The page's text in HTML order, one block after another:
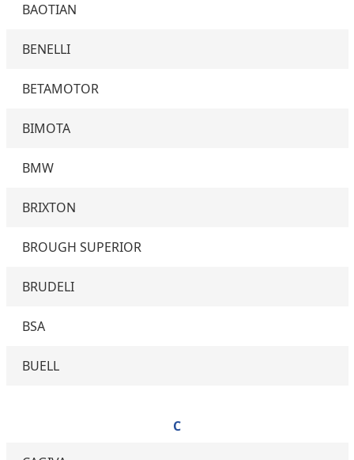
BAOTIAN
BENELLI
BETAMOTOR
BIMOTA
BMW
BRIXTON
BROUGH SUPERIOR
BRUDELI
BSA
BUELL
C